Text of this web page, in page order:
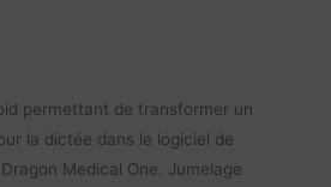
permettant de transformer un
la dictée dans le logiciel de
Medical One. Jumelage